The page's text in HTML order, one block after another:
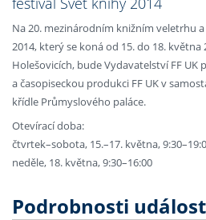
Na 20. mezinárodním knižním veletrhu
2014, který se koná od 15. do 18. května
Holešovicích, bude Vydavatelství FF UK
a časopiseckou produkci FF UK v
křídle Průmyslového paláce.
Otevírací doba:
čtvrtek–sobota, 15.–17. května,
neděle, 18. května, 9:30–16:00
Podrobnosti